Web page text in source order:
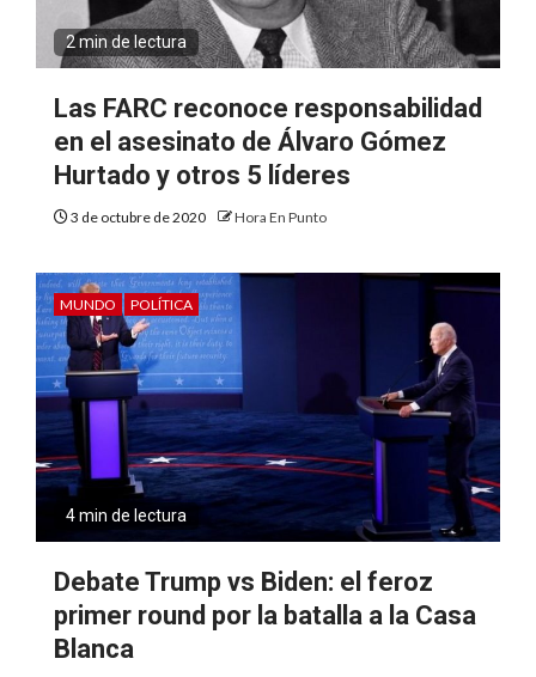
2 min de lectura
Las FARC reconoce responsabilidad
en el asesinato de Álvaro Gómez
Hurtado y otros 5 líderes
3 de octubre de 2020 Hora En Punto
MUNDO POLÍTICA
4 min de lectura
Debate Trump vs Biden: el feroz
primer round por la batalla a la Casa
Blanca